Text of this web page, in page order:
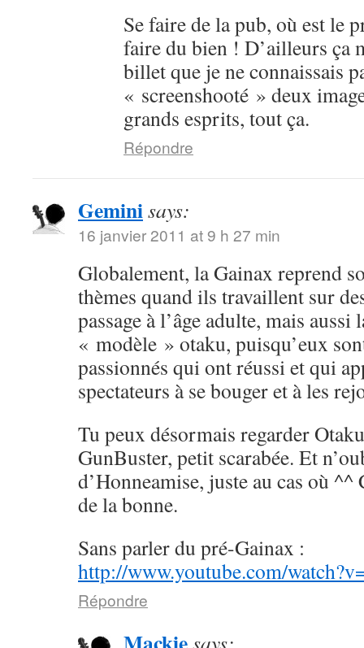
Se faire de la pub, où est le
faire du bien ! D’ailleurs ça
billet que je ne connaissais
« screenshooté » deux
grands esprits, tout ça.
Répondre
Geminisays:
16 janvier 2011 at 9 h 27 min
Globalement, la Gainax reprend
thèmes quand ils travaillent sur
passage à l’âge adulte, mais
« modèle » otaku, puisqu’eux
passionnés qui ont réussi et qui
spectateurs à se bouger et à les
Tu peux désormais regarder
GunBuster, petit scarabée. Et
d’Honneamise, juste au cas où ^^
de la bonne.
Sans parler du pré-Gainax :
http://www.youtube.com/
Répondre
says: